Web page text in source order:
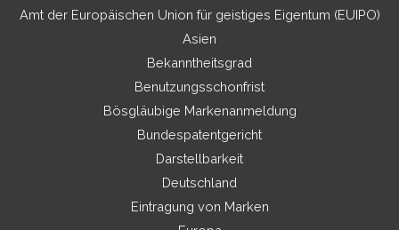
Amt der Europäischen Union für geistiges Eigentum (EUIPO)
Asien
Bekanntheitsgrad
Benutzungsschonfrist
Bösgläubige Markenanmeldung
Bundespatentgericht
Darstellbarkeit
Deutschland
Eintragung von Marken